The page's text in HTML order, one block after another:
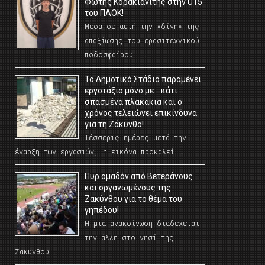
του ΠΑΟΚ!
Μέσα σε αυτή την «δίνη» της
απαξίωσης του ερασιτεχνικού
ποδοσφαίρου. …
Το Δημοτικό Στάδιο παραμένει
εργοτάξιο μόνο με… κάτι
σπασμένα πλακάκια και ο
χρόνος τελειώνει επικίνδυνα
για τη Ζάκυνθο!
Τέσσερις ημέρες μετά την
έναρξη των εργασιών, η εικόνα προκαλεί …
Πυρ ομαδόν από Βετεράνους
και οργανωμένους της
Ζακύνθου για το θέμα του
γηπέδου!
Η μια ανακοίνωση διαδέχεται
την άλλη στο νησί της
Ζακύνθου …